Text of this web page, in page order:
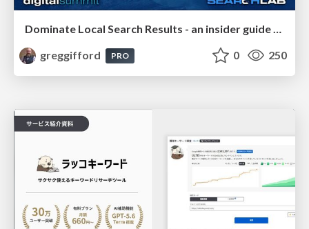
Dominate Local Search Results - an insider guide to GBP, reviews, and Local SEO
greggifford
PRO 0 250